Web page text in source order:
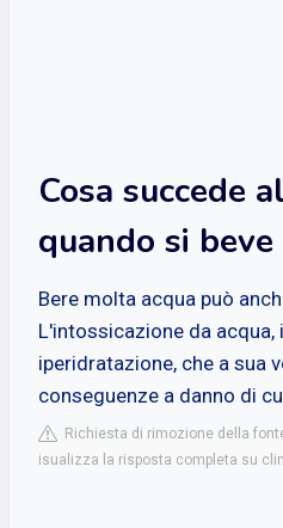
Cosa succede
quando si
Bere molta acqua può
L'intossicazione da
iperidratazione, che a sua
conseguenze a danno di
Richiesta di rimozione della
isualizza la risposta completa su